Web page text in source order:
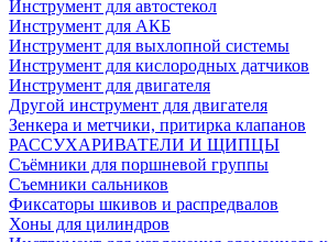
Инструмент для автостекол
Инструмент для АКБ
Инструмент для выхлопной системы
Инструмент для кислородных датчиков
Инструмент для двигателя
Другой инструмент для двигателя
Зенкера и метчики, притирка клапанов
РАССУХАРИВАТЕЛИ И ЩИПЦЫ
Съёмники для поршневой группы
Съемники сальников
Фиксаторы шкивов и распредвалов
Хоны для цилиндров